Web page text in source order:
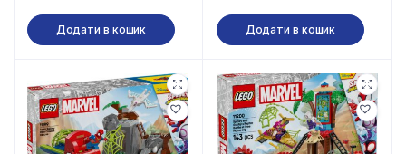
Додати в кошик Додати в кошик